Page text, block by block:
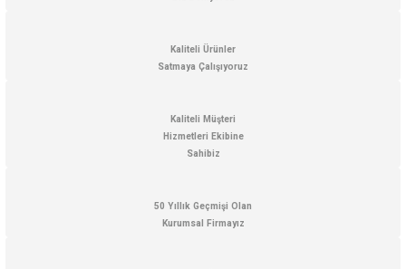
Ürün açıklamasında eksik bilgiler bulunuyor.
Ürün bilgilerinde hatalar bulunuyor.
Bu ürüne benzer farklı alternatifler olmalı.
Kaliteli Ürünler
Satmaya Çalışıyoruz
Kaliteli Müşteri
Hizmetleri Ekibine
Sahibiz
50 Yıllık Geçmişi Olan
Kurumsal Firmayız